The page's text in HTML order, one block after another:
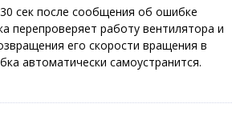
сек после сообщения об ошибке
перепроверяет работу вентилятора и
его скорости вращения в
автоматически самоустранится.